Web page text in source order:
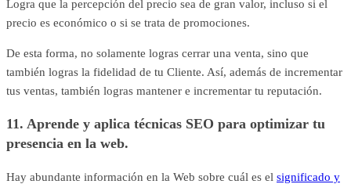
Logra que la percepción del precio sea de gran valor, incluso si el
precio es económico o si se trata de promociones.
De esta forma, no solamente logras cerrar una venta, sino que
también logras la fidelidad de tu Cliente. Así, además de incrementar
tus ventas, también logras mantener e incrementar tu reputación.
11. Aprende y aplica técnicas SEO para optimizar tu
presencia en la web.
Hay abundante información en la Web sobre cuál es el significado y